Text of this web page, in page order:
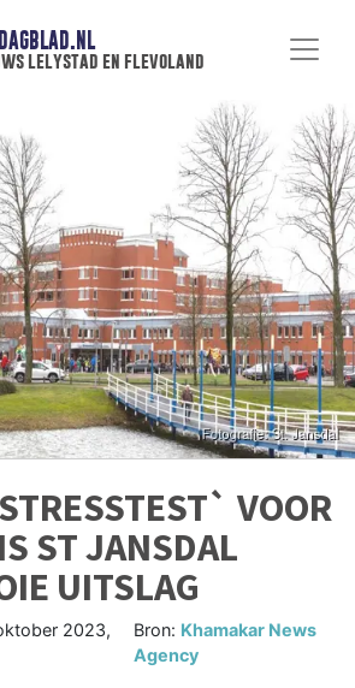
lelystad en flevoland
VOOR
ST JANSDAL
UITSLAG
2023,
Bron: Khamakar News
Agency